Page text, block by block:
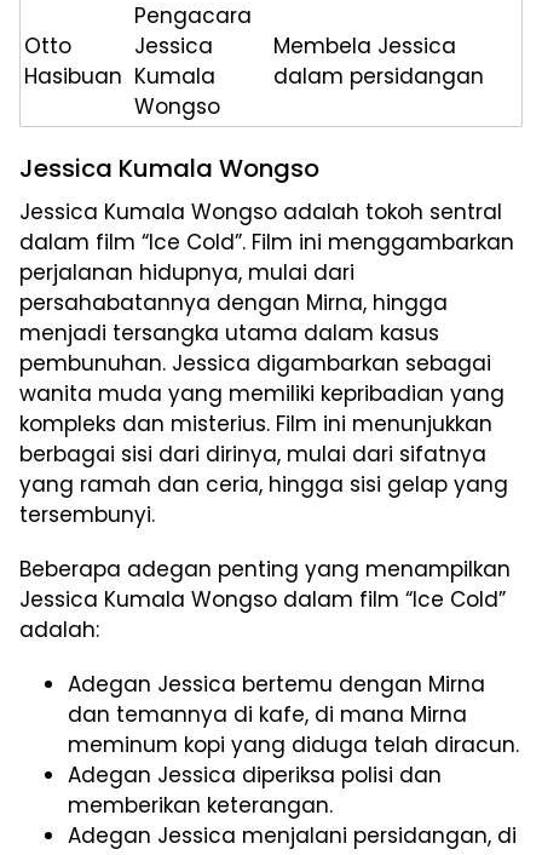
Otto
Hasibuan
Pengacara
Jessica
Kumala
Wongso
Membela Jessica
dalam persidangan
Jessica Kumala Wongso
Jessica Kumala Wongso adalah tokoh sentral
dalam film “Ice Cold”. Film ini menggambarkan
perjalanan hidupnya, mulai dari
persahabatannya dengan Mirna, hingga
menjadi tersangka utama dalam kasus
pembunuhan. Jessica digambarkan sebagai
wanita muda yang memiliki kepribadian yang
kompleks dan misterius. Film ini menunjukkan
berbagai sisi dari dirinya, mulai dari sifatnya
yang ramah dan ceria, hingga sisi gelap yang
tersembunyi.
Beberapa adegan penting yang menampilkan
Jessica Kumala Wongso dalam film “Ice Cold”
adalah:
Adegan Jessica bertemu dengan Mirna
dan temannya di kafe, di mana Mirna
meminum kopi yang diduga telah diracun.
Adegan Jessica diperiksa polisi dan
memberikan keterangan.
Adegan Jessica menjalani persidangan, di